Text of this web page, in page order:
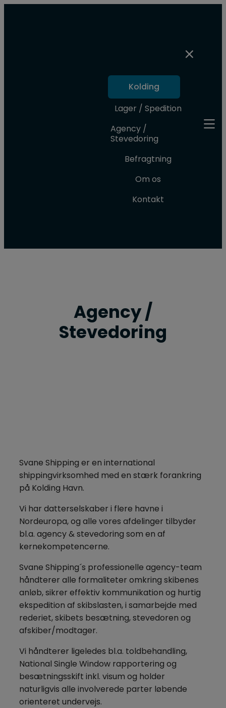
Kolding
Lager / Spedition
Agency /
Stevedoring
Befragtning
Om os
Kontakt
Agency /
Stevedoring
Svane Shipping er en international
shippingvirksomhed med en stærk forankring
på Kolding Havn.
Vi har datterselskaber i flere havne i
Nordeuropa, og alle vores afdelinger tilbyder
bl.a. agency & stevedoring som en af
kernekompetencerne.
Svane Shipping´s professionelle agency-team
håndterer alle formaliteter omkring skibenes
anløb, sikrer effektiv kommunikation og hurtig
ekspedition af skibslasten, i samarbejde med
rederiet, skibets besætning, stevedoren og
afskiber/modtager.
Vi håndterer ligeledes bl.a. toldbehandling,
National Single Window rapportering og
besætningsskift inkl. visum og holder
naturligvis alle involverede parter løbende
orienteret undervejs.